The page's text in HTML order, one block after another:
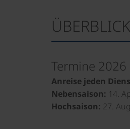
ÜBERBLICK
Termine 2026
Anreise jeden
Nebensaison: 14.
Hochsaison: 27.